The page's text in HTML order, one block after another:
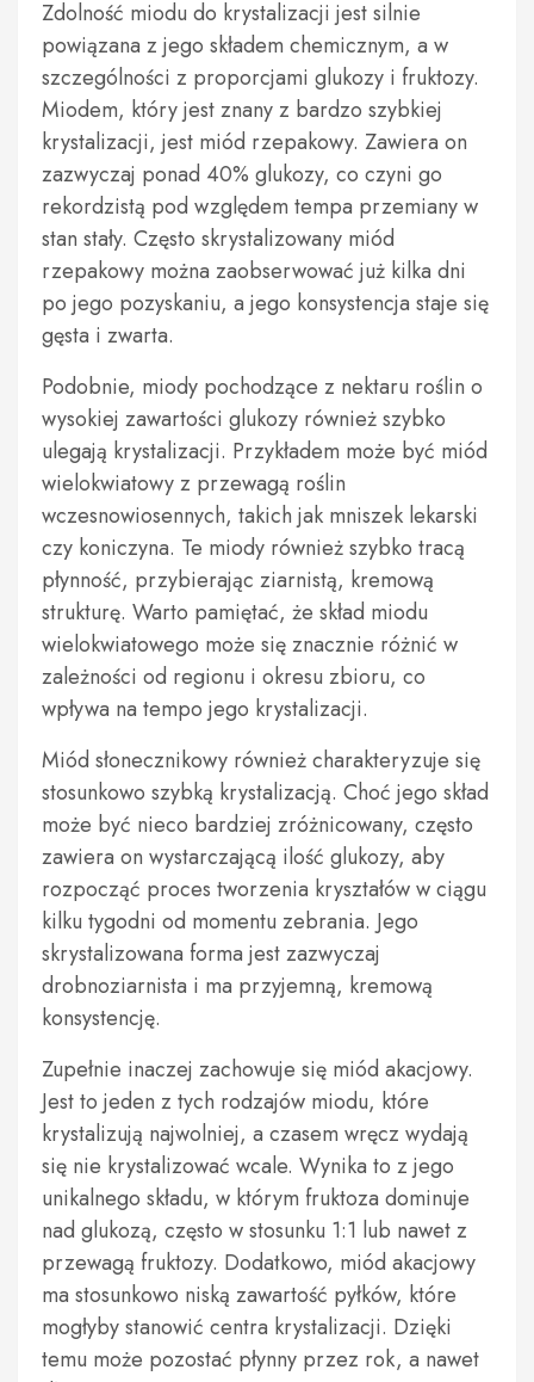
Zdolność miodu do krystalizacji jest silnie
powiązana z jego składem chemicznym, a w
szczególności z proporcjami glukozy i fruktozy.
Miodem, który jest znany z bardzo szybkiej
krystalizacji, jest miód rzepakowy. Zawiera on
zazwyczaj ponad 40% glukozy, co czyni go
rekordzistą pod względem tempa przemiany w
stan stały. Często skrystalizowany miód
rzepakowy można zaobserwować już kilka dni
po jego pozyskaniu, a jego konsystencja staje się
gęsta i zwarta.
Podobnie, miody pochodzące z nektaru roślin o
wysokiej zawartości glukozy również szybko
ulegają krystalizacji. Przykładem może być miód
wielokwiatowy z przewagą roślin
wczesnowiosennych, takich jak mniszek lekarski
czy koniczyna. Te miody również szybko tracą
płynność, przybierając ziarnistą, kremową
strukturę. Warto pamiętać, że skład miodu
wielokwiatowego może się znacznie różnić w
zależności od regionu i okresu zbioru, co
wpływa na tempo jego krystalizacji.
Miód słonecznikowy również charakteryzuje się
stosunkowo szybką krystalizacją. Choć jego skład
może być nieco bardziej zróżnicowany, często
zawiera on wystarczającą ilość glukozy, aby
rozpocząć proces tworzenia kryształów w ciągu
kilku tygodni od momentu zebrania. Jego
skrystalizowana forma jest zazwyczaj
drobnoziarnista i ma przyjemną, kremową
konsystencję.
Zupełnie inaczej zachowuje się miód akacjowy.
Jest to jeden z tych rodzajów miodu, które
krystalizują najwolniej, a czasem wręcz wydają
się nie krystalizować wcale. Wynika to z jego
unikalnego składu, w którym fruktoza dominuje
nad glukozą, często w stosunku 1:1 lub nawet z
przewagą fruktozy. Dodatkowo, miód akacjowy
ma stosunkowo niską zawartość pyłków, które
mogłyby stanowić centra krystalizacji. Dzięki
temu może pozostać płynny przez rok, a nawet